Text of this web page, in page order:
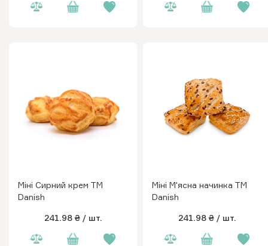
Міні Сирний крем ТМ
Danish
241.98 ₴/ шт.
Міні М'ясна начинка ТМ
Danish
241.98 ₴/ шт.